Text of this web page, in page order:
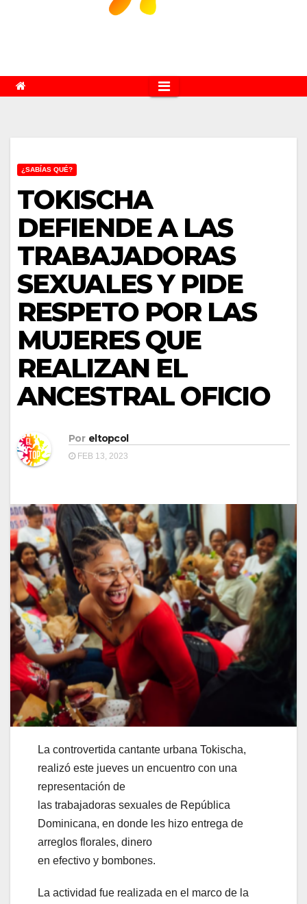
¿SABÍAS QUÉ?
TOKISCHA
DEFIENDE A LAS
TRABAJADORAS
SEXUALES Y PIDE
RESPETO POR LAS
MUJERES QUE
REALIZAN EL
ANCESTRAL OFICIO
Por eltopcol
FEB 13, 2023
La controvertida cantante urbana Tokischa,
realizó este jueves un encuentro con una
representación de
las trabajadoras sexuales de República
Dominicana, en donde les hizo entrega de
arreglos florales, dinero
en efectivo y bombones.
La actividad fue realizada en el marco de la